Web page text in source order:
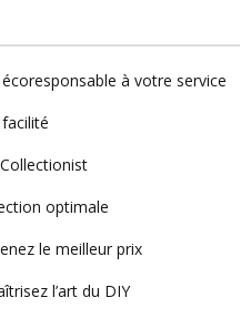
à votre service
optimale
le meilleur prix
l’art du DIY